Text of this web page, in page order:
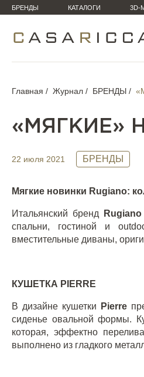
БРЕНДЫ КАТАЛОГИ 3D-
Главная Журнал БРЕНДЫ
«МЯГКИЕ»
22 июля 2021 БРЕНДЫ
Мягкие новинки Rugiano:
Итальянский бренд Rugiano
спальни, гостиной и
вместительные диваны,
КУШЕТКА PIERRE
В дизайне кушетки Pierre
сиденье овальной формы.
которая, эффектно
выполнено из гладкого